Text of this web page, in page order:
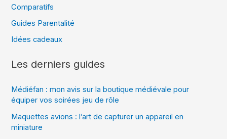
Comparatifs
Guides Parentalité
Idées cadeaux
Les derniers guides
Médiéfan : mon avis sur la boutique médiévale pour
équiper vos soirées jeu de rôle
Maquettes avions : l’art de capturer un appareil en
miniature